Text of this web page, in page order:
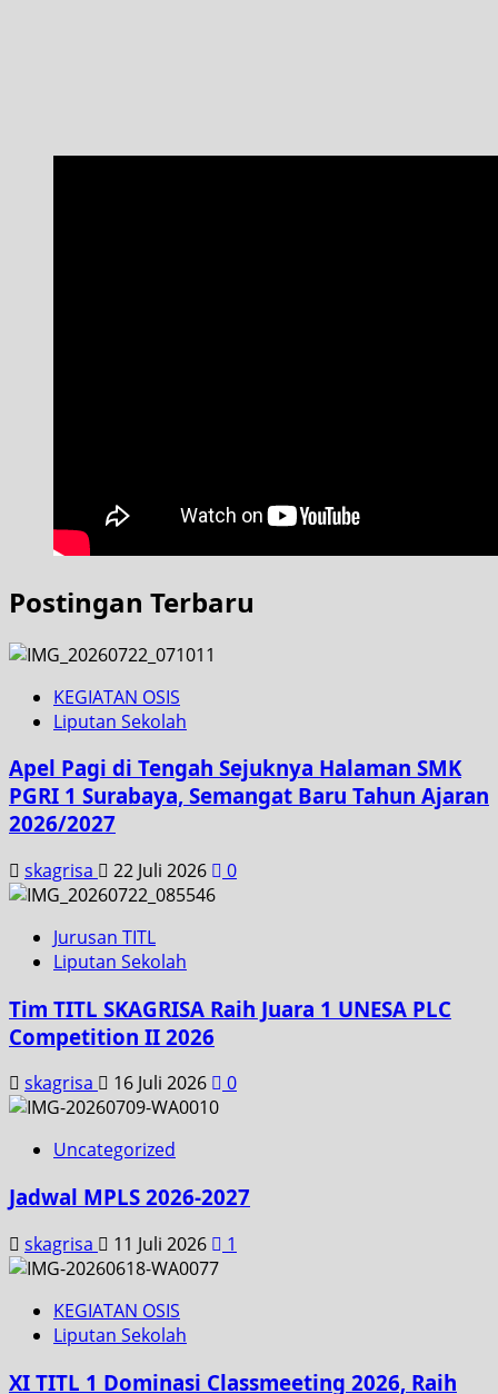
Postingan Terbaru
KEGIATAN OSIS
Liputan Sekolah
Apel Pagi di Tengah Sejuknya Halaman SMK
PGRI 1 Surabaya, Semangat Baru Tahun Ajaran
2026/2027
skagrisa 22 Juli 2026 0
Jurusan TITL
Liputan Sekolah
Tim TITL SKAGRISA Raih Juara 1 UNESA PLC
Competition II 2026
skagrisa 16 Juli 2026 0
Uncategorized
Jadwal MPLS 2026-2027
skagrisa 11 Juli 2026 1
KEGIATAN OSIS
Liputan Sekolah
XI TITL 1 Dominasi Classmeeting 2026, Raih